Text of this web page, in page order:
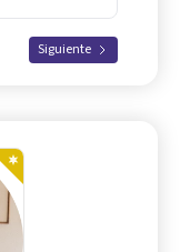
Siguiente